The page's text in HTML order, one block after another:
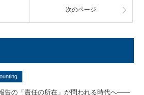
次のページ
告の「責任の所在」が問われる時代へ――